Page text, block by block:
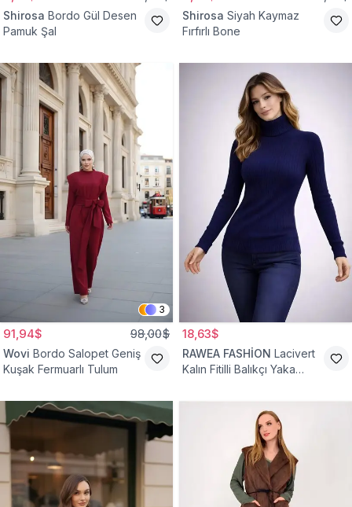
Shirosa Bordo Gül Desen
Pamuk Şal
Shirosa Siyah Kaymaz
Fırfırlı Bone
3
91,94$ 98,00$
Wovi Bordo Salopet Geniş
Kuşak Fermuarlı Tulum
18,63$
RAWEA FASHİON Lacivert
Kalın Fitilli Balıkçı Yaka